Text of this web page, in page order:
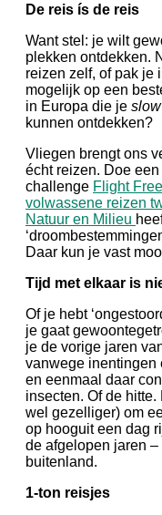
De reis ís de reis
Want stel: je wilt
plekken ontdekken.
reizen zelf, of pak je
mogelijk op een
in Europa die je
kunnen ontdekken?
Vliegen brengt ons
écht reizen. Doe
challenge Flight Free
volwassene reizen
Natuur en Milieu
Daar kun je vast
Tijd met elkaar is
Of je hebt
je gaat
je de vorige jaren
vanwege inentingen
en eenmaal daar
insecten. Of de
wel gezelliger) om
op hooguit een dag
de afgelopen jaren
buitenland.
1-ton reisjes